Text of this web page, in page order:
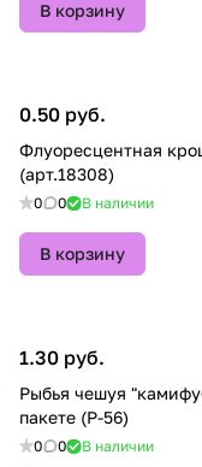
В корзину
0.50 руб.
Флуоресцентная
(арт.18308)
0 0 В наличии
В корзину
1.30 руб.
Рыбья чешуя
пакете (P-56)
0 0 В наличии